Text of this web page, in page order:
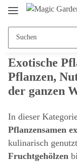
Exotische
Pflanzen,
der ganzen
In dieser
Pflanzensamen
kulinarisch
Fruchtgehölzen